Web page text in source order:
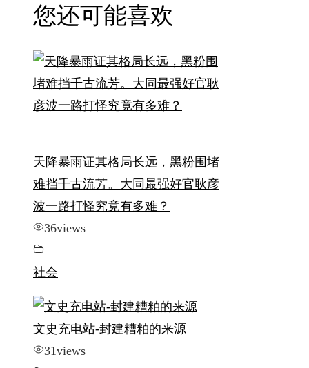
您还可能喜欢
天降暴雨证其格局长远，黑粉围堵
难挡千古流芳。大同最强好官耿彦
波一路打怪究竟有多难？
36views
社会
文史充电站-封建糟粕的来源
31views